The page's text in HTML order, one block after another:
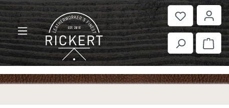
Zum Hauptinhalt springen